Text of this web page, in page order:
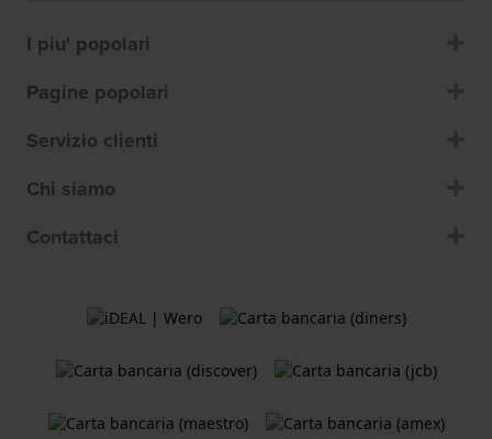
I piu' popolari
Pagine popolari
Servizio clienti
Chi siamo
Contattaci